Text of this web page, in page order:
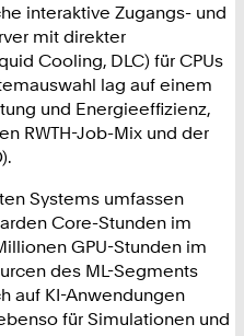
interaktive Zugangs- und
mit direkter
Cooling, DLC) für CPUs
lag auf einem
und Energieeffizienz,
RWTH-Job-Mix und der
Systems umfassen
Core-Stunden im
GPU-Stunden im
des ML-Segments
auf KI-Anwendungen
für Simulationen und